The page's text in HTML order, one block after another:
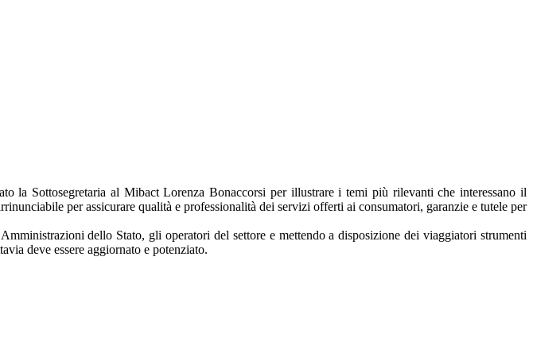
la Sottosegretaria al Mibact Lorenza Bonaccorsi per illustrare i temi più rilevanti che interessano il
per assicurare qualità e professionalità dei servizi offerti ai consumatori, garanzie e tutele per
dello Stato, gli operatori del settore e mettendo a disposizione dei viaggiatori strumenti
deve essere aggiornato e potenziato.